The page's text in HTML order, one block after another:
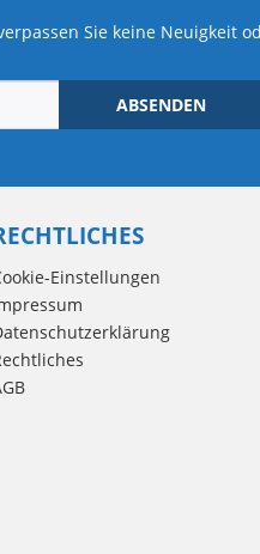
Sie keine Neuigkeit
ABSENDEN
Einstellungen